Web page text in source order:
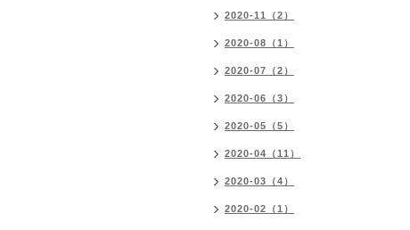
2020-11（2）
2020-08（1）
2020-07（2）
2020-06（3）
2020-05（5）
2020-04（11）
2020-03（4）
2020-02（1）